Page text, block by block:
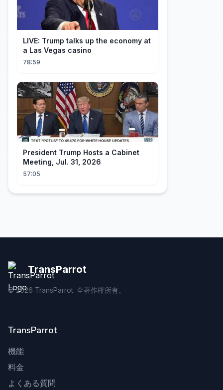
LIVE: Trump talks up the economy at
a Las Vegas casino
78:59
President Trump Hosts a Cabinet
Meeting, Jul. 31, 2026
57:05
TransParrot
©2026 TransParrot. 全著作権所有。
TransParrot
機能
料金
よくある質問